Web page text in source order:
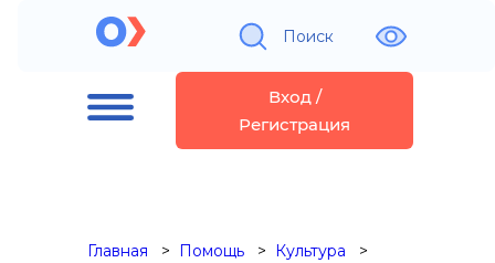
Поиск
Вход /
Регистрация
Главная Помощь
Культура